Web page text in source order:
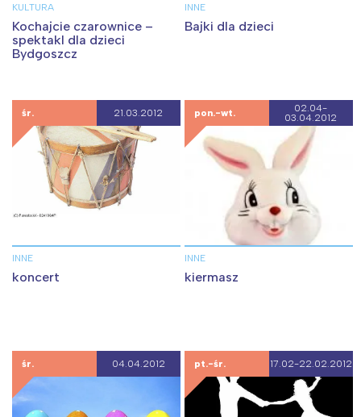
KULTURA
Kochajcie czarownice –
spektakl dla dzieci
Bydgoszcz
INNE
Bajki dla dzieci
śr. 21.03.2012
INNE
koncert
pon.-wt.
02.04-
03.04.2012
INNE
kiermasz
śr. 04.04.2012 pt.-śr. 17.02-22.02.2012